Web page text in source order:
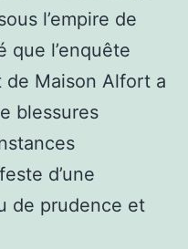
l’empire de
que l’enquête
de Maison Alfort a
blessures
d’une
de prudence et